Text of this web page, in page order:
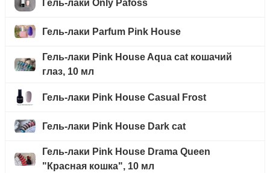
Гель-лаки Only Pafoss
Гель-лаки Parfum Pink House
Гель-лаки Pink House Aqua cat кошачий
глаз, 10 мл
Гель-лаки Pink House Casual Frost
Гель-лаки Pink House Dark cat
Гель-лаки Pink House Drama Queen
"Красная кошка", 10 мл